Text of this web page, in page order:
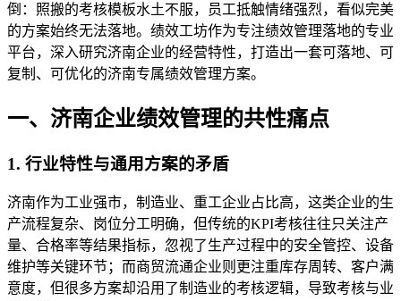
倒：照搬的考核模板水土不服，员工抵触情绪强烈，看似完美
的方案始终无法落地。绩效工坊作为专注绩效管理落地的专业
平台，深入研究济南企业的经营特性，打造出一套可落地、可
复制、可优化的济南专属绩效管理方案。
一、济南企业绩效管理的共性痛点
1. 行业特性与通用方案的矛盾
济南作为工业强市，制造业、重工企业占比高，这类企业的生
产流程复杂、岗位分工明确，但传统的KPI考核往往只关注产
量、合格率等结果指标，忽视了生产过程中的安全管控、设备
维护等关键环节；而商贸流通企业则更注重库存周转、客户满
意度，但很多方案却沿用了制造业的考核逻辑，导致考核与业